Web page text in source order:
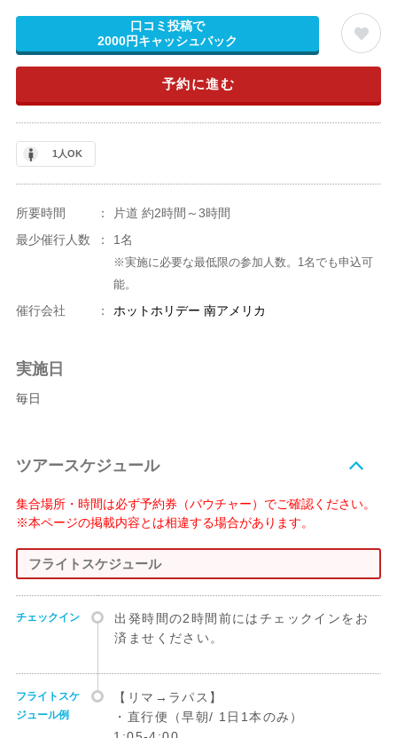
口コミ投稿で
2000円キャッシュバック
予約に進む
1人OK
所要時間 ：
片道 約2時間～3時間
最少催行人数
： 1名
※実施に必要な最低限の参加人数。1名でも申込可
能。
催行会社 ： ホットホリデー 南アメリカ
実施日
毎日
ツアースケジュール
集合場所・時間は必ず予約券（バウチャー）でご確認ください。
※本ページの掲載内容とは相違する場合があります。
フライトスケジュール
チェックイン
出発時間の2時間前にはチェックインをお
済ませください。
フライトスケ
ジュール例
【リマ→ラパス】
・直行便（早朝/ 1日1本のみ）